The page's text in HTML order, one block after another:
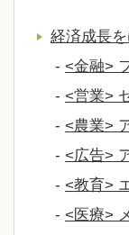
経済成長
- <金融>
- <営業>
- <農業>
- <広告>
- <教育>
- <医療>